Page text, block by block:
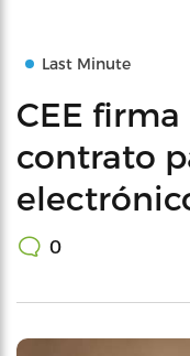
Last Minute
CEE
contrato
0